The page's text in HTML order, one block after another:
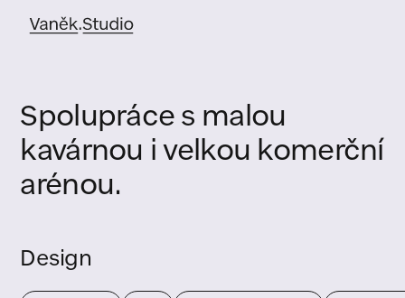
Spolupráce s malou
kavárnou i velkou komerční
arénou.
Design